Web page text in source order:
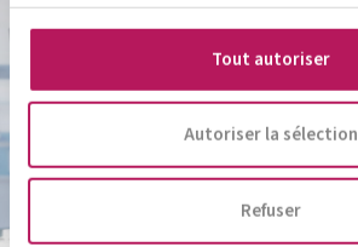
Tout autoriser
Autoriser la sélection
Refuser